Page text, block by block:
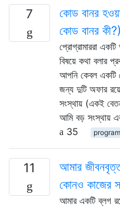
7
কোড বানর
কোড বানর
প্রোগ্রামাররা
বিষয়ে কথা বলার
আপনি কেবল একটি
জন্য দুটি অফার
সংস্থায় (একই
আমি বড় সংস্থায়
35
11
আমার
কোনও কাজের
আমার একটি ব্লগ